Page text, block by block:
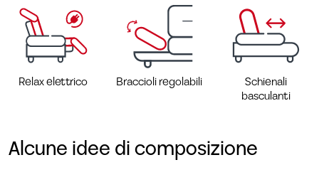
Relax elettrico Braccioli regolabili
Schienali
basculanti
Alcune idee di composizione